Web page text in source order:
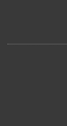
nos